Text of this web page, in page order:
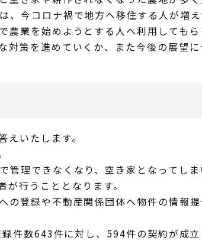
、今コロナ禍で地方へ移住する人が増
業を始めようとする人へ利用しても
策を進めていくか、また今後の展望に
いたします。
理できなくなり、空き家となってしま
行うこととなります。
の登録や不動産関係団体へ物件の情報
件数643件に対し、594件の契約が成